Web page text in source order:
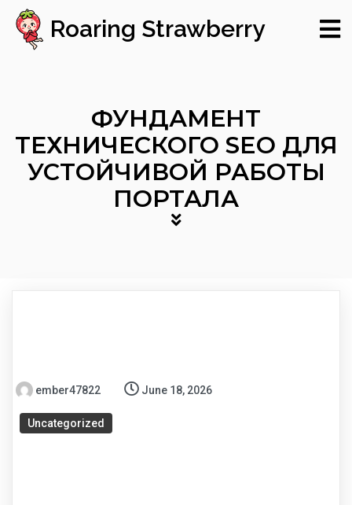
Roaring Strawberry
ФУНДАМЕНТ
ТЕХНИЧЕСКОГО SEO ДЛЯ
УСТОЙЧИВОЙ РАБОТЫ
ПОРТАЛА
ember47822 June 18, 2026
Uncategorized